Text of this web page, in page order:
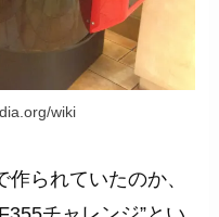
wiki
られていたのか、